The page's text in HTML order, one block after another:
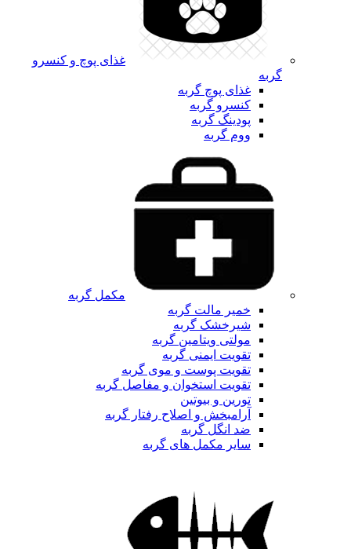
غذای پوچ و کنسرو
گربه
غذای پوچ گربه
کنسرو گربه
پودینگ گربه
ووم گربه
مکمل گربه
خمیر مالت گربه
شیرخشک گربه
مولتی ویتامین گربه
تقویت ایمنی گربه
تقویت پوست و موی گربه
تقویت استخوان و مفاصل گربه
تورین و بیوتین
آرامبخش و اصلاح رفتار گربه
ضد انگل گربه
سایر مکمل های گربه